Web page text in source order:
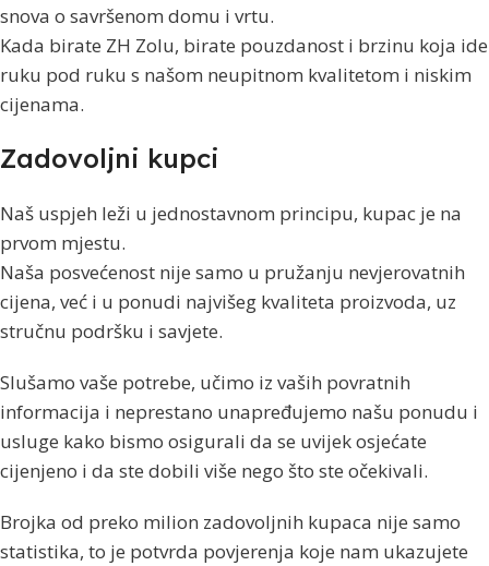
snova o savršenom domu i vrtu.
Kada birate ZH Zolu, birate pouzdanost i brzinu koja ide
ruku pod ruku s našom neupitnom kvalitetom i niskim
cijenama.
Zadovoljni kupci
Naš uspjeh leži u jednostavnom principu, kupac je na
prvom mjestu.
Naša posvećenost nije samo u pružanju nevjerovatnih
cijena, već i u ponudi najvišeg kvaliteta proizvoda, uz
stručnu podršku i savjete.
Slušamo vaše potrebe, učimo iz vaših povratnih
informacija i neprestano unapređujemo našu ponudu i
usluge kako bismo osigurali da se uvijek osjećate
cijenjeno i da ste dobili više nego što ste očekivali.
Brojka od preko milion zadovoljnih kupaca nije samo
statistika, to je potvrda povjerenja koje nam ukazujete